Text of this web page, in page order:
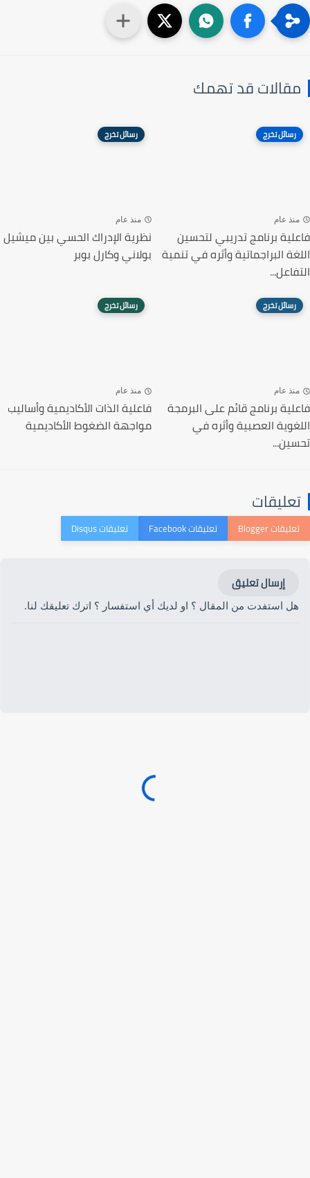
مقالات قد تهمك
رسائل تخرج
منذ عام
فاعلية برنامج تدريبي لتحسين
اللغة البراجماتية وأثره في تنمية
التفاعل...
رسائل تخرج
منذ عام
نظرية الإدراك الحسي بين ميشيل
بولاني وكارل بوبر
رسائل تخرج
منذ عام
فاعلية برنامج قائم على البرمجة
اللغوية العصبية وأثره في
تحسين...
رسائل تخرج
منذ عام
فاعلية الذات الأكاديمية وأساليب
مواجهة الضغوط الأكاديمية
تعليقات
إرسال تعليق
هل استفدت من المقال ؟ او لديك أي استفسار ؟ اترك تعليقك لنا.